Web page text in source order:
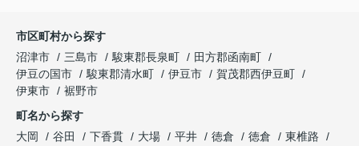
市区町村から探す
沼津市
三島市 駿東郡長泉町
田方郡函南町
伊豆の国市
駿東郡清水町 伊豆市
賀茂郡西伊豆町
伊東市
裾野市
町名から探す
大岡
谷田 下香貫 大場 平井 徳倉 徳倉
東椎路